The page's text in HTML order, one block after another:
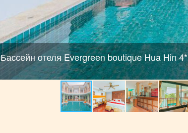
Бассейн отеля Evergreen boutique Hua Hin 4*